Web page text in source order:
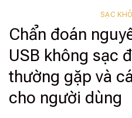
SẠC
Chẩn đoán
USB không sạc
thường gặp và
cho người dùng